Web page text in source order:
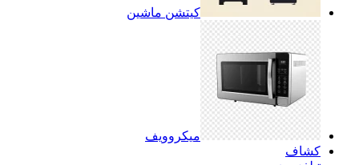
كيتشن ماشين
ميكروويف
كشاف